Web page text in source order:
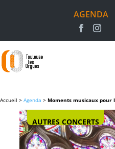
AGENDA
Accueil > Agenda > Moments musicaux pour
AUTRES CONCERTS